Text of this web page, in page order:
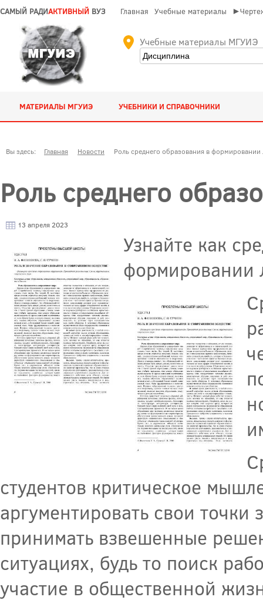
САМЫЙ РАДИАКТИВНЫЙ ВУЗ Главная Учебные материалы
Учебные материалы МГУИЭ
МАТЕРИАЛЫ МГУИЭ УЧЕБНИКИ И СПРАВОЧНИКИ
Вы здесь: Главная Новости Роль среднего образования в формировании
Роль среднего
13 апреля 2023
Узнайте как
формировании
студентов критическое
аргументировать свои
принимать взвешенные
ситуациях, будь то поиск
участие в общественной